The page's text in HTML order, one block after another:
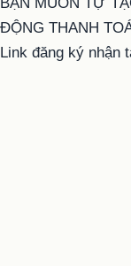
ĐỘNG THANH
Link đăng ký nhận